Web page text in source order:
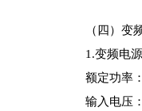
（四）变
1.变频电
额定功率
输入电压